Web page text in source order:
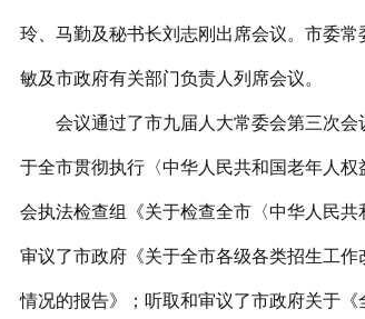
玲、马勤及秘书长刘志刚出席会议。市委
敏及市政府有关部门负责人列席会议。
会议通过了市九届人大常委会第三次
于全市贯彻执行〈中华人民共和国老年人
会执法检查组《关于检查全市〈中华人民
审议了市政府《关于全市各级各类招生工
情况的报告》；听取和审议了市政府关于